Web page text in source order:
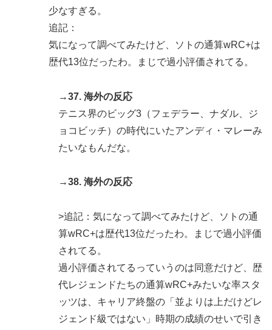
少なすぎる。
追記：
気になって調べてみたけど、ソトの通算wRC+は
歴代13位だったわ。まじで過小評価されてる。
→37. 海外の反応
テニス界のビッグ3（フェデラー、ナダル、ジ
ョコビッチ）の時代にいたアンディ・マレーみ
たいなもんだな。
→38. 海外の反応
>追記：気になって調べてみたけど、ソトの通
算wRC+は歴代13位だったわ。まじで過小評価
されてる。
過小評価されてるっていうのは同意だけど、歴
代レジェンドたちの通算wRC+みたいな率スタ
ッツは、キャリア終盤の「並よりは上だけどレ
ジェンド級ではない」時期の成績のせいで引き